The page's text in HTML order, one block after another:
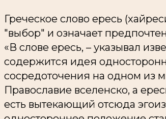
Греческое слово ересь
"выбор" и означает
«В слове ересь, – указывал
содержится идея
сосредоточения на одном из
Православие вселенско, а
есть вытекающий отсюда